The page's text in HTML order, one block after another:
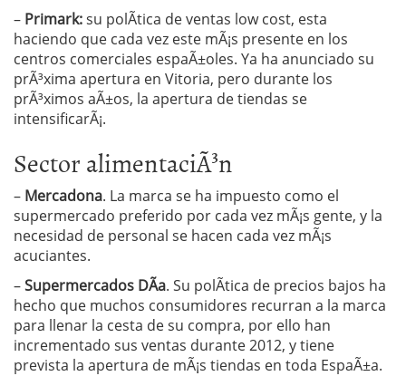
– Primark:su polÃ­tica de ventas low cost, esta
haciendo que cada vez este mÃ¡s presente en los
centros comerciales espaÃ±oles. Ya ha anunciado su
prÃ³xima apertura en Vitoria, pero durante los
prÃ³ximos aÃ±os, la apertura de tiendas se
intensificarÃ¡.
Sector alimentaciÃ³n
– Mercadona. La marca se ha impuesto como el
supermercado preferido por cada vez mÃ¡s gente, y la
necesidad de personal se hacen cada vez mÃ¡s
acuciantes.
–Supermercados DÃ­a. Su polÃ­tica de precios bajos ha
hecho que muchos consumidores recurran a la marca
para llenar la cesta de su compra, por ello han
incrementado sus ventas durante 2012, y tiene
prevista la apertura de mÃ¡s tiendas en toda EspaÃ±a.